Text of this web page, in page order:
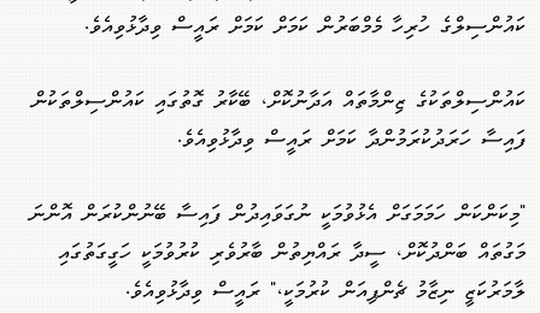
ކައުންސިލްގެ ހުރިހާ މެމްބަރުން ކަމަށް ކަމަށް ރައީސް ވިދާޅުވިއެވެ.
ކައުންސިލްތަކުގެ ޒިންމާތައް އަދާނުކޮށް، ބޭކާރު ގޮތުގައި ކައުންސިލްތަކުން
ފައިސާ ހަރަދުކުރަމުންދާ ކަމަށް ރައީސް ވިދާޅުވިއެވެ.
"މިކަންކަން ހަމަމަގަށް އެޅުވުމަކީ ނުގަވައިދުން ފައިސާ ބޭނުންކުރަން އޮންނަ
މަގުތައް ބަންދުކޮށް، ސީދާ ރައްޔިތުން ބާރުވެރި ކުރުވުމަކީ ހަގީގަތުގައި
ލާމަރުކަޒީ ނިޒާމު ޗެންޕިއަން ކުރުމަކީ،" ރައީސް ވިދާޅުވިއެވެ.